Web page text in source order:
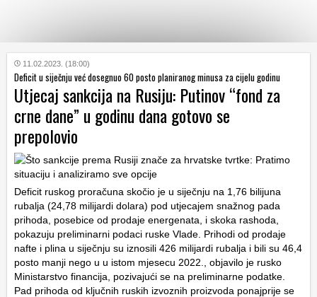
KATEGORIJE
HRVATSKI
WEB
11.02.2023. (18:00)
Deficit u siječnju već dosegnuo 60 posto planiranog minusa za cijelu godinu
Utjecaj sankcija na Rusiju: Putinov “fond za
crne dane” u godinu dana gotovo se
prepolovio
Deficit ruskog proračuna skočio je u siječnju na 1,76 bilijuna
rubalja (24,78 milijardi dolara) pod utjecajem snažnog pada
prihoda, posebice od prodaje energenata, i skoka rashoda,
pokazuju preliminarni podaci ruske Vlade. Prihodi od prodaje
nafte i plina u siječnju su iznosili 426 milijardi rubalja i bili su 46,4
posto manji nego u u istom mjesecu 2022., objavilo je rusko
Ministarstvo financija, pozivajući se na preliminarne podatke.
Pad prihoda od ključnih ruskih izvoznih proizvoda ponajprije se